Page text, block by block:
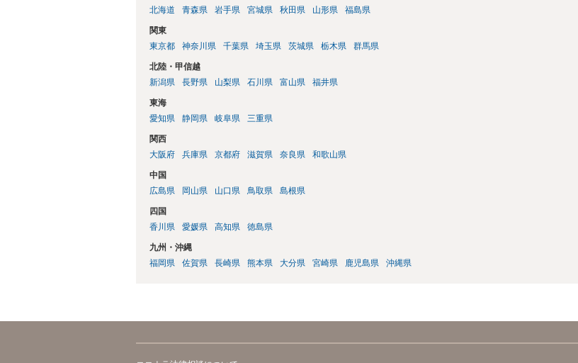
北海道
青森県 岩手県 宮城県 秋田県 山形県 福島県
関東
東京都
神奈川県 千葉県 埼玉県 茨城県 栃木県 群馬県
北陸・甲信越
新潟県
長野県 山梨県 石川県 富山県 福井県
東海
愛知県
静岡県 岐阜県 三重県
関西
大阪府
兵庫県 京都府 滋賀県 奈良県 和歌山県
中国
広島県
岡山県 山口県 鳥取県 島根県
四国
香川県
愛媛県 高知県 徳島県
九州・沖縄
福岡県
佐賀県 長崎県 熊本県 大分県 宮崎県 鹿児島県 沖縄県